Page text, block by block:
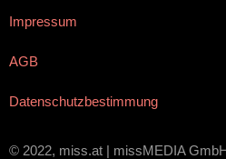
Impressum
AGB
Datenschutzbestimmung
© 2022, miss.at | missMEDIA